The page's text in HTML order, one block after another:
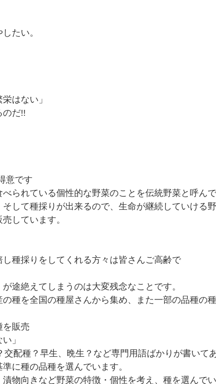
たい。
はない」
のだ!!
意です
られている個性的な野菜のことを伝統野菜と呼ん
して種採りが出来るので、生命が継続していける野
しています。
種採りをしてくれる方々は皆さんご高齢で
途絶えてしまうのは大変残念なことです。
種を全国の種屋さんから集め、また一部の品種の
販売
」
配種？早生、晩生？など専門用語ばかりが書いて
に種の品種を選んでいます。
物向きなど野菜の特徴・個性を考え、種を選んでい